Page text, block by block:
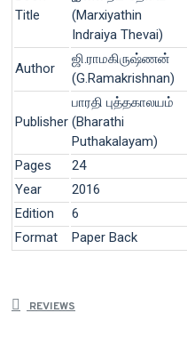
Title
(Marxiyathin
Indraiya Thevai)
Author
ஜி.ராமகிருஷ்ணன்
(G.Ramakrishnan)
Publisher
பாரதி புத்தகாலயம்
(Bharathi
Puthakalayam)
Pages
24
Year
2016
Edition
6
Format
Paper Back
REVIEWS